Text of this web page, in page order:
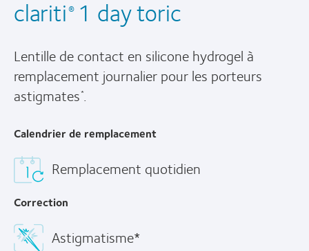
clariti®1 day toric
Lentille de contact en silicone hydrogel à
remplacement journalier pour les porteurs
astigmates*.
Calendrier de remplacement
Remplacement quotidien
Correction
Astigmatisme*